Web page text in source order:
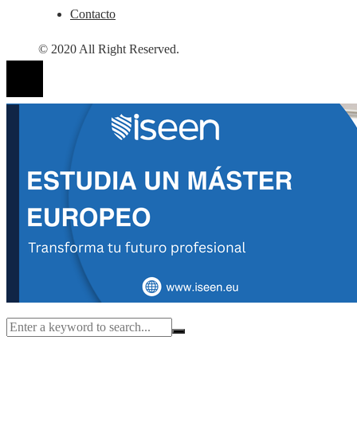
Contacto
© 2020 All Right Reserved.